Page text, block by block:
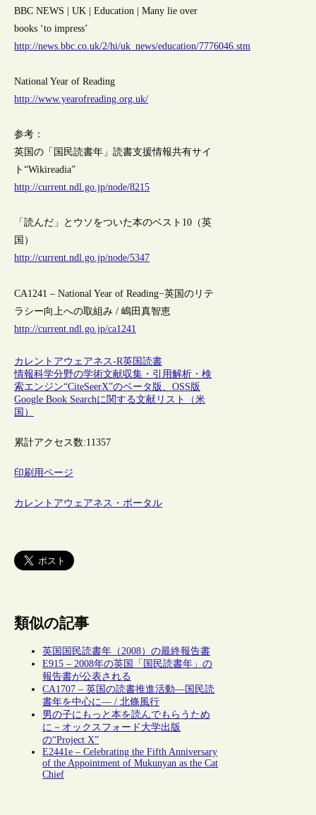
BBC NEWS | UK | Education | Many lie over
books ‘to impress’
http://news.bbc.co.uk/2/hi/uk_news/education/7776046.stm
National Year of Reading
http://www.yearofreading.org.uk/
参考：
英国の「国民読書年」読書支援情報共有サイ
ト“Wikireadia”
http://current.ndl.go.jp/node/8215
「読んだ」とウソをついた本のベスト10（英
国）
http://current.ndl.go.jp/node/5347
CA1241 – National Year of Reading−英国のリテ
ラシー向上への取組み / 嶋田真智恵
http://current.ndl.go.jp/ca1241
カレントアウェアネス-R英国読書
情報科学分野の学術文献収集・引用解析・検
索エンジン“CiteSeerX”のベータ版、OSS版
Google Book Searchに関する文献リスト（米
国）
累計アクセス数:11357
印刷用ページ
カレントアウェアネス・ポータル
類似の記事
英国国民読書年（2008）の最終報告書
E915 – 2008年の英国「国民読書年」の
報告書が公表される
CA1707 – 英国の読書推進活動―国民読
書年を中心に― / 北條風行
男の子にもっと本を読んでもらうため
に－オックスフォード大学出版
の“Project X”
E2441e – Celebrating the Fifth Anniversary
of the Appointment of Mukunyan as the Cat
Chief